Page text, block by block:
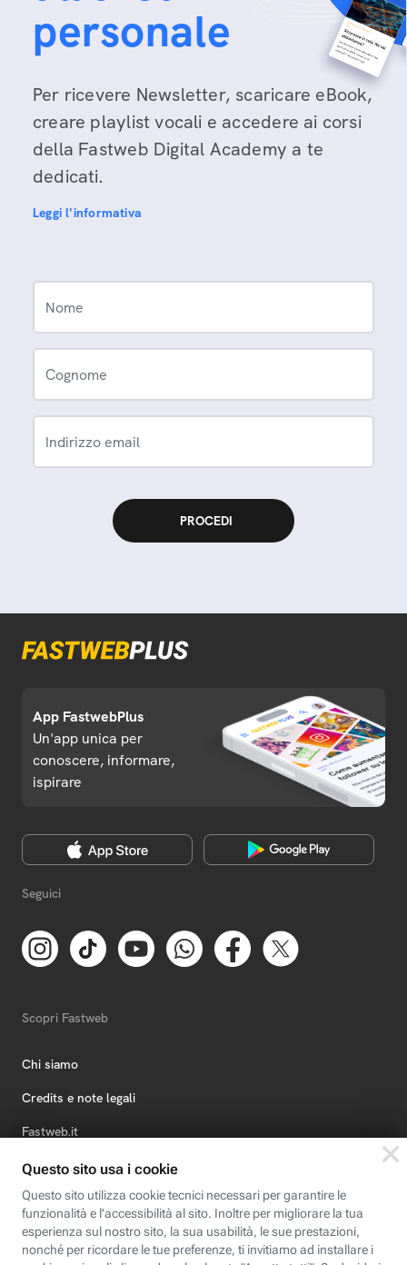
personale
Per ricevere Newsletter, scaricare eBook,
creare playlist vocali e accedere ai corsi
della Fastweb Digital Academy a te
dedicati.
Leggi l'informativa
Nome
Cognome
Indirizzo email
App FastwebPlus
Un'app unica per
conoscere, informare,
ispirare
Seguici
Scopri Fastweb
Chi siamo
Credits e note legali
Fastweb.it
Formazione
Fastweb Digital Academy
STEP FuturAbility District